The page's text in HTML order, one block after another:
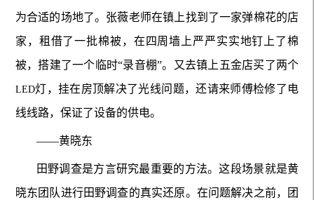
为合适的场地了。张薇老师在镇上找到了一家弹棉花的店
家，租借了一批棉被，在四周墙上严严实实地钉上了棉
被，搭建了一个临时“录音棚”。又去镇上五金店买了两个
LED灯，挂在房顶解决了光线问题，还请来师傅检修了电
线线路，保证了设备的供电。
——黄晓东
田野调查是方言研究最重要的方法。这段场景就是黄
晓东团队进行田野调查的真实还原。在问题解决之前，团